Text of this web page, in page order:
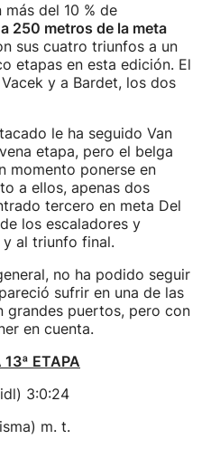
del 10 % de
250 metros de la meta
sus cuatro triunfos a un
etapas en esta edición. El
y a Bardet, los dos
le ha seguido Van
etapa, pero el belga
momento ponerse en
a ellos, apenas dos
tercero en meta Del
los escaladores y
y al triunfo final.
no ha podido seguir
sufrir en una de las
grandes puertos, pero con
en cuenta.
ETAPA
3:0:24
m. t.